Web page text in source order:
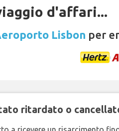
d'affari...
Lisbon per
ritardato o